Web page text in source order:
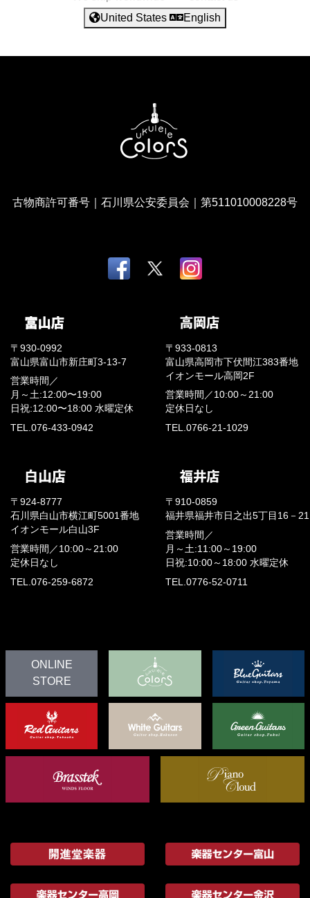
United States
English
古物商許可番号｜石川県公安委員会｜第511010008228号
〒930-0992
富山県富山市新庄町3-13-7
営業時間／
月～土:12:00〜19:00
日祝:12:00〜18:00 水曜定休
TEL.076-433-0942
〒933-0813
富山県高岡市下伏間江383番地
イオンモール高岡2F
営業時間／ 10:00～21:00
定休日なし
TEL.0766-21-1029
〒924-8777
石川県白山市横江町5001番地
イオンモール白山3F
営業時間／ 10:00～21:00
定休日なし
TEL.076-259-6872
〒910-0859
福井県福井市日之出5丁目16－21
営業時間／
月～土:11:00～19:00
日祝:10:00～18:00 水曜定休
TEL.0776-52-0711
ONLINE
STORE